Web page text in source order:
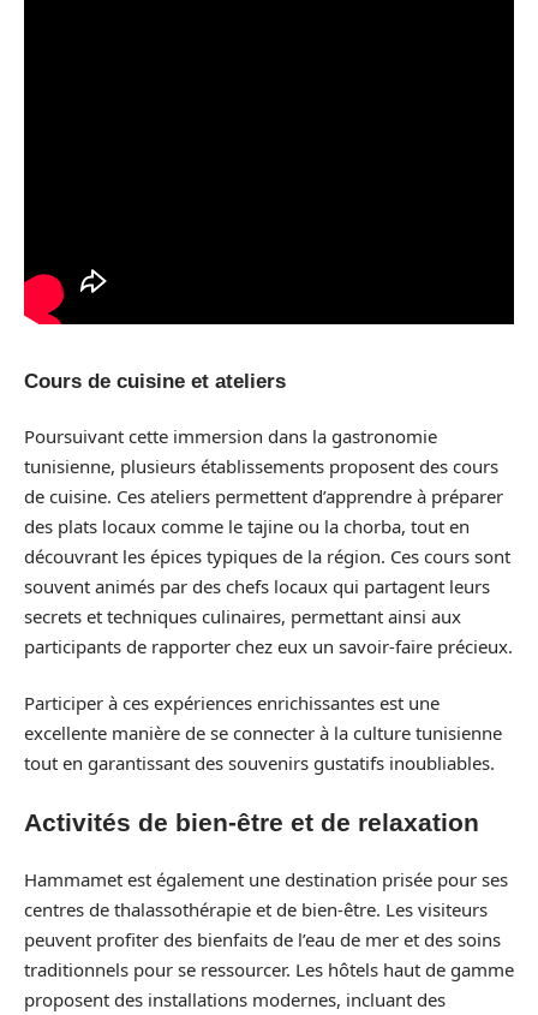
Cours de cuisine et ateliers
Poursuivant cette immersion dans la gastronomie
tunisienne, plusieurs établissements proposent des cours
de cuisine. Ces ateliers permettent d’apprendre à préparer
des plats locaux comme le tajine ou la chorba, tout en
découvrant les épices typiques de la région. Ces cours sont
souvent animés par des chefs locaux qui partagent leurs
secrets et techniques culinaires, permettant ainsi aux
participants de rapporter chez eux un savoir-faire précieux.
Participer à ces expériences enrichissantes est une
excellente manière de se connecter à la culture tunisienne
tout en garantissant des souvenirs gustatifs inoubliables.
Activités de bien-être et de relaxation
Hammamet est également une destination prisée pour ses
centres de thalassothérapie et de bien-être. Les visiteurs
peuvent profiter des bienfaits de l’eau de mer et des soins
traditionnels pour se ressourcer. Les hôtels haut de gamme
proposent des installations modernes, incluant des